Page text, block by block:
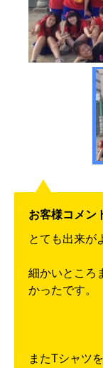
お客様コメン
とても出来が
細かいところ
かったです。
またTシャツ